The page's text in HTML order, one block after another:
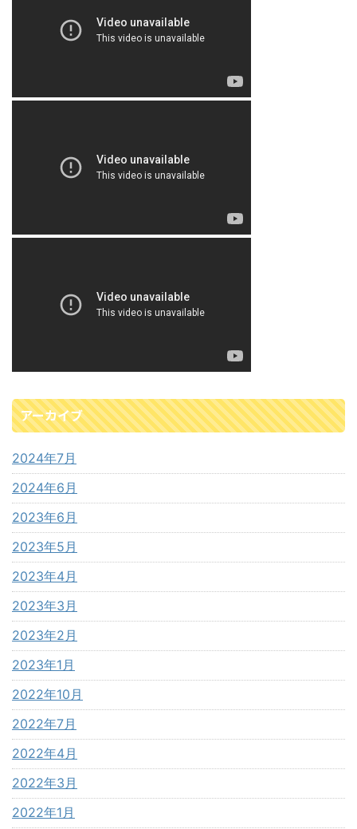
アーカイブ
2024年7月
2024年6月
2023年6月
2023年5月
2023年4月
2023年3月
2023年2月
2023年1月
2022年10月
2022年7月
2022年4月
2022年3月
2022年1月